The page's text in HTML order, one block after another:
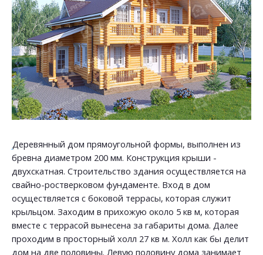
Деревянный дом прямоугольной формы, выполнен из
бревна диаметром 200 мм. Конструкция крыши -
двухскатная. Строительство здания осуществляется на
свайно-ростверковом фундаменте. Вход в дом
осуществляется с боковой террасы, которая служит
крыльцом. Заходим в прихожую около 5 кв м, которая
вместе с террасой вынесена за габариты дома. Далее
проходим в просторный холл 27 кв м. Холл как бы делит
дом на две половины. Левую половину дома занимает